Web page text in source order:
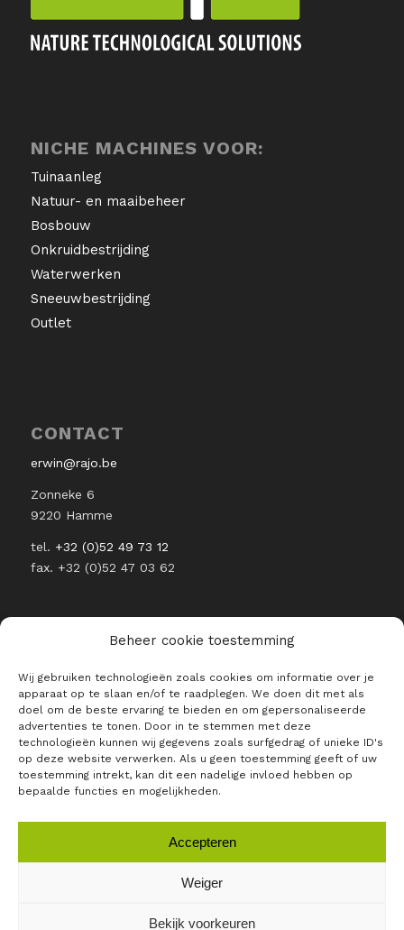
Beheer cookie toestemming
Wij gebruiken technologieën zoals cookies om informatie over je
apparaat op te slaan en/of te raadplegen. We doen dit met als
doel om de beste ervaring te bieden en om gepersonaliseerde
advertenties te tonen. Door in te stemmen met deze
technologieën kunnen wij gegevens zoals surfgedrag of unieke ID's
op deze website verwerken. Als u geen toestemming geeft of uw
toestemming intrekt, kan dit een nadelige invloed hebben op
bepaalde functies en mogelijkheden.
Accepteren
Weiger
Bekijk voorkeuren
NICHE MACHINES VOOR:
Tuinaanleg
Natuur- en maaibeheer
Bosbouw
Onkruidbestrijding
Waterwerken
Sneeuwbestrijding
Outlet
CONTACT
erwin@rajo.be
Zonneke 6
9220 Hamme
tel. +32 (0)52 49 73 12
fax. +32 (0)52 47 03 62
BLIJF OP DE HOOGTE VAN ALLE
RAJO NIEUWTJES
E-mailadres *